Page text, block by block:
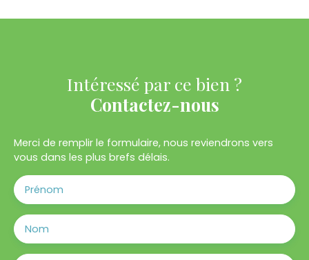
Intéressé par ce bien ?
Contactez-nous
Merci de remplir le formulaire, nous reviendrons vers
vous dans les plus brefs délais.
Prénom
Nom